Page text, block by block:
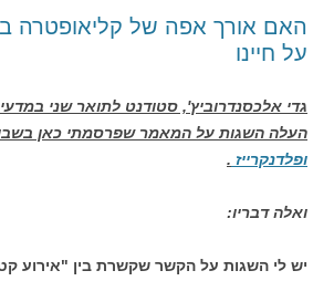
האם אורך אפה של קליאופטרה
על חיינו
גדי אלכסנדרוביץ', סטודנט לתואר שני
העלה השגות על המאמר שפרסמתי כאן
ופלדנקרייז .
ואלה דבריו:
יש לי השגות על הקשר שקשרת בין "אירוע